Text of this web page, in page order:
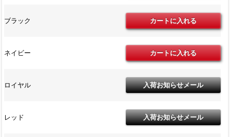
ブラック
ネイビー
ロイヤル
レッド